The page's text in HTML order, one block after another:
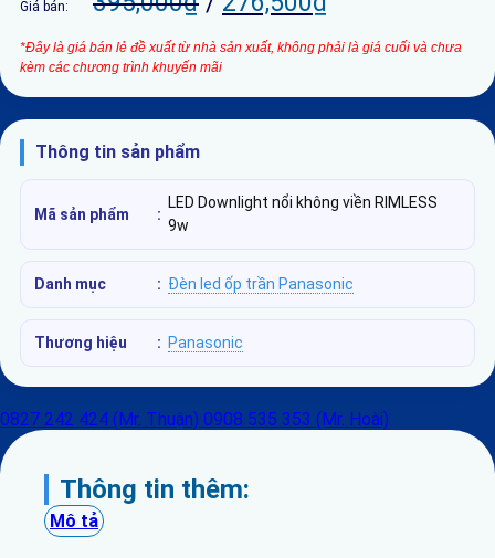
Giá bán:
*Đây là giá bán lẻ đề xuất từ nhà sản xuất, không phải là giá cuối và chưa
kèm các chương trình khuyến mãi
Thông tin sản phẩm
Mã sản phẩm :
LED Downlight nổi không viền RIMLESS
9w
Danh mục : Đèn led ốp trần Panasonic
Thương hiệu : Panasonic
0827 242 424 (Mr. Thuận) 0908 535 353 (Mr. Hoài)
Thông tin thêm:
Mô tả